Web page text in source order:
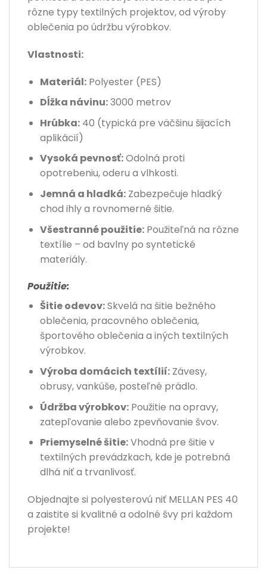
rôzne typy textilných projektov, od výroby
oblečenia po údržbu výrobkov.
Vlastnosti:
Materiál:Polyester (PES)
Dĺžka návinu:3000 metrov
Hrúbka:40 (typická pre väčšinu šijacích
aplikácií)
Vysoká pevnosť:Odolná proti
opotrebeniu, oderu a vlhkosti.
Jemná a hladká:Zabezpečuje hladký
chod ihly a rovnomerné šitie.
Všestranné použitie:Použiteľná na rôzne
textílie – od bavlny po syntetické
materiály.
Použitie:
Šitie odevov:Skvelá na šitie bežného
oblečenia, pracovného oblečenia,
športového oblečenia a iných textilných
výrobkov.
Výroba domácich textílií:Závesy,
obrusy, vankúše, posteľné prádlo.
Údržba výrobkov:Použitie na opravy,
zatepľovanie alebo zpevňovanie švov.
Priemyselné šitie:Vhodná pre šitie v
textilných prevádzkach, kde je potrebná
dlhá niť a trvanlivosť.
Objednajte si polyesterovú niť MELLAN PES 40
a zaistite si kvalitné a odolné švy pri každom
projekte!